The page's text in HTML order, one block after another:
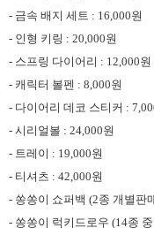
- 금속 배지 세트 : 16,000원
- 인형 키링 : 20,000원
- 스프링 다이어리 : 12,000원
- 캐릭터 볼펜 : 8,000원
- 다이어리 데코 스티커 :
- 시리얼볼 : 24,000원
- 트레이 : 19,000원
- 티셔츠 : 42,000원
- 쏭쏭이 쇼퍼백 (2종 개별판
- 쏭쏭이 럭키드로우 (14종 중